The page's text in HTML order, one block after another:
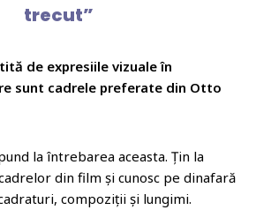
trecut”
de expresiile vizuale în
sunt cadrele preferate din Otto
la întrebarea aceasta. Țin la
din film și cunosc pe dinafară
compoziții și lungimi.